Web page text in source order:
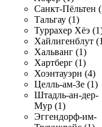
Санкт-Пёльтен
Тальгау (1)
Туррахер Хёэ
Хайлигенблут
Хальванг (1)
Хартберг (1)
Хоэнтауэрн (4)
Целль-ам-Зе (1)
Штадль-ан-дер-
Мур (1)
Эггендорф-им-